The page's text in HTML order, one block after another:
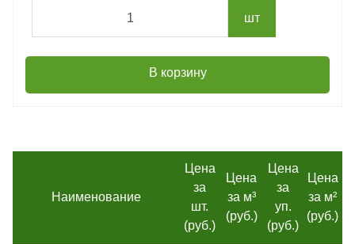
шт
В корзину
Наименование
Цена
за
шт.
(руб.)
Цена
за м³
(руб.)
Цена
за
уп.
(руб.)
Цена
за м²
(руб.)